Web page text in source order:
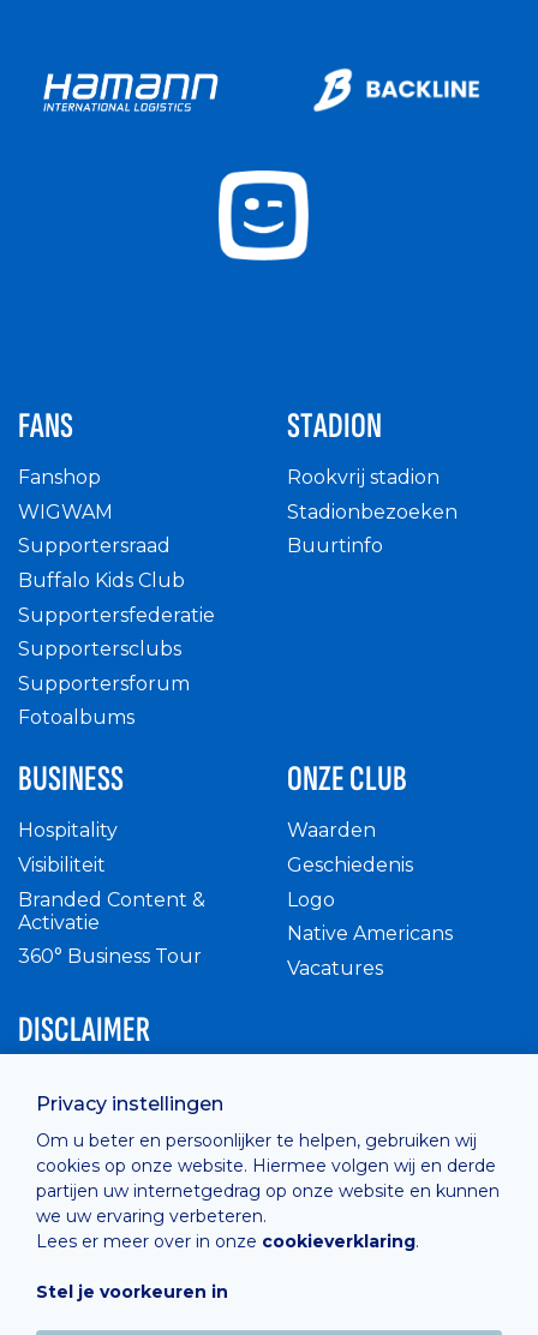
Privacy instellingen
Om u beter en persoonlijker te helpen, gebruiken wij
cookies op onze website. Hiermee volgen wij en derde
partijen uw internetgedrag op onze website en kunnen
we uw ervaring verbeteren.
Lees er meer over in onze cookieverklaring.
Stel je voorkeuren in
FANS
Fanshop
WIGWAM
Supportersraad
Buffalo Kids Club
Supportersfederatie
Supportersclubs
Supportersforum
Fotoalbums
STADION
Rookvrij stadion
Stadionbezoeken
Buurtinfo
BUSINESS
Hospitality
Visibiliteit
Branded Content &
Activatie
360° Business Tour
ONZE CLUB
Waarden
Geschiedenis
Logo
Native Americans
Vacatures
DISCLAIMER
Privacy Policy
Cashless
verkoopsvoorwaarden
Cookie Policy